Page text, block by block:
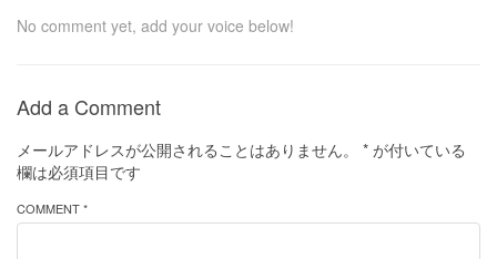
No comment yet, add your voice below!
Add a Comment
メールアドレスが公開されることはありません。 * が付いている
欄は必須項目です
COMMENT *